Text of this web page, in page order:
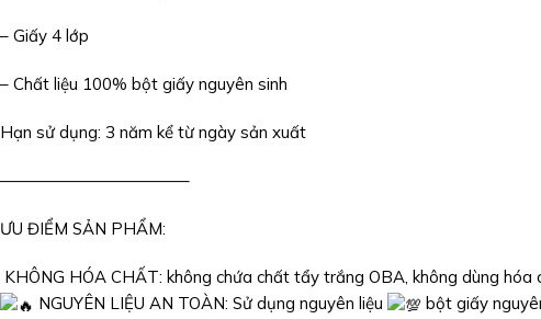
– Giấy 4 lớp
– Chất liệu 100% bột giấy nguyên sinh
Hạn sử dụng: 3 năm kể từ ngày sản xuất
———————————–
ƯU ĐIỂM SẢN PHẨM:
KHÔNG HÓA CHẤT: không chứa chất tẩy trắng OBA, không dùng hóa
NGUYÊN LIỆU AN TOÀN: Sử dụng nguyên liệu
bột giấy